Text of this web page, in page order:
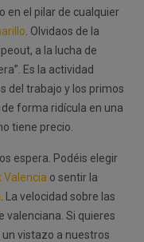
en el pilar de cualquier
. Olvidaos de la
a la lucha de
Es la actividad
del trabajo y los primos
forma ridícula en una
tiene precio.
espera. Podéis elegir
Valencia o sentir la
. La velocidad sobre las
valenciana. Si quieres
vistazo a nuestros